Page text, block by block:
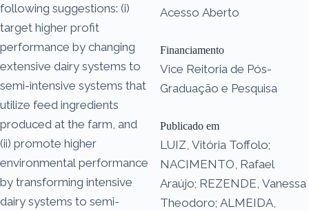
following suggestions: (i)
target higher profit
performance by changing
extensive dairy systems to
semi-intensive systems that
utilize feed ingredients
produced at the farm, and
(ii) promote higher
environmental performance
by transforming intensive
dairy systems to semi-
Acesso Aberto
Financiamento
Vice Reitoria de Pós-
Graduação e Pesquisa
Publicado em
LUIZ, Vitória Toffolo;
NACIMENTO, Rafael
Araújo; REZENDE, Vanessa
Theodoro; ALMEIDA,